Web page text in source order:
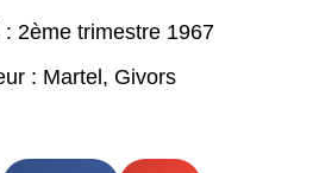
: 2ème trimestre 1967
: Martel, Givors